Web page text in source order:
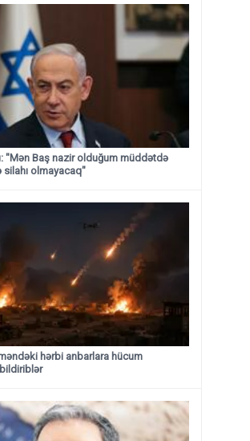
"Mən Baş nazir olduğum müddətdə
silahı olmayacaq"
hərbi anbarlara hücum